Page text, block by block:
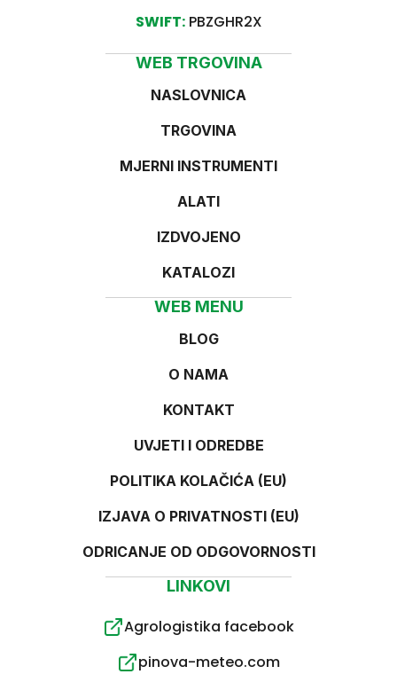
SWIFT:PBZGHR2X
LINKOVI
Agrologistika facebook
pinova-meteo.com
WEB TRGOVINA
NASLOVNICA
TRGOVINA
MJERNI INSTRUMENTI
ALATI
IZDVOJENO
KATALOZI
WEB MENU
BLOG
O NAMA
KONTAKT
UVJETI I ODREDBE
POLITIKA KOLAČIĆA (EU)
IZJAVA O PRIVATNOSTI (EU)
ODRICANJE OD ODGOVORNOSTI